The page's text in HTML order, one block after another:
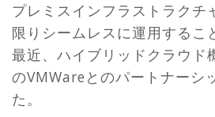
プレミスインフラストラクチ
限りシームレスに運用するこ
最近、ハイブリッドクラウド
のVMWareとのパートナーシ
た。